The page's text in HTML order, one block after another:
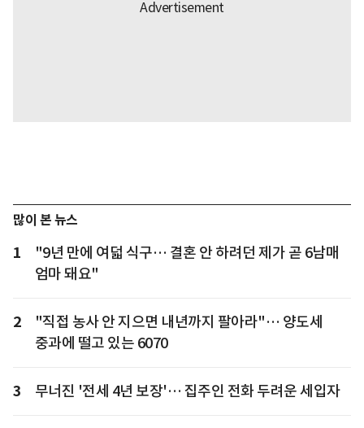
많이 본 뉴스
1
"9년 만에 여덟 식구… 결혼 안 하려던 제가 곧 6남매
엄마 돼요"
2
"직접 농사 안 지으면 내년까지 팔아라"… 양도세
중과에 떨고 있는 6070
3 무너진 '전세 4년 보장'… 집주인 전화 두려운 세입자